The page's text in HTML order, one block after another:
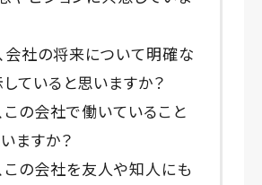
会社の将来について明確な
ていると思いますか？
この会社で働いていること
ますか？
この会社を友人や知人にも